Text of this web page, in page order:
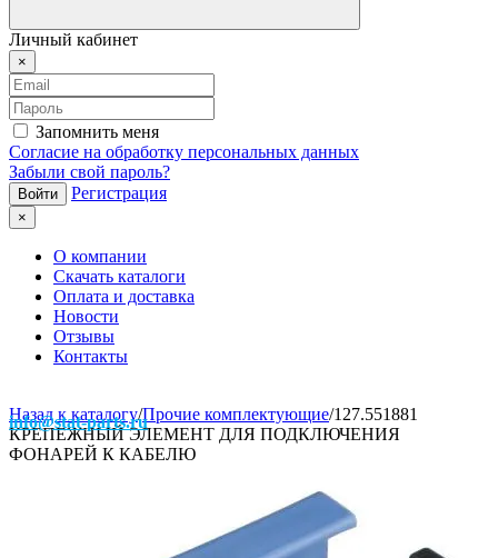
Личный кабинет
×
Запомнить меня
Согласие на обработку персональных данных
Забыли свой пароль?
Регистрация
×
О компании
Скачать каталоги
Оплата и доставка
Новости
Отзывы
Контакты
info@stat-parts.ru
Назад к каталогу/Прочие комплектующие/127.551881
КРЕПЕЖНЫЙ ЭЛЕМЕНТ ДЛЯ ПОДКЛЮЧЕНИЯ
ФОНАРЕЙ К КАБЕЛЮ